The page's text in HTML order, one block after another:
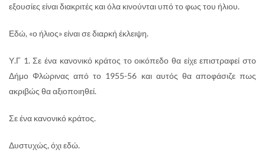
εξουσίες είναι διακριτές και όλα κινούνται υπό το φως του ήλιου.
Εδώ, «ο ήλιος» είναι σε διαρκή έκλειψη.
Υ.Γ 1. Σε ένα κανονικό κράτος το οικόπεδο θα είχε επιστραφεί στο
Δήμο Φλώρινας από το 1955-56 και αυτός θα αποφάσιζε πως
ακριβώς θα αξιοποιηθεί.
Σε ένα κανονικό κράτος.
Δυστυχώς, όχι εδώ.